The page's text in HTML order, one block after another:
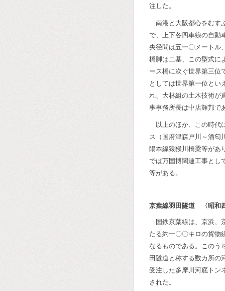
注した。
南港と大阪都心をむす
で、上下各四車線の自動
央径間は五一〇メートル
橋脚は二基、この型式に
ース橋に次ぐ世界第三位
としては世界第一位とい
れ、大林組の土木技術が
事事務所長は中店輝邦で
以上のほか、この時代
ス（国府津森戸川～酒匂
陽本線猿猴川橋梁等があ
では万国博関連工事とし
等がある。
京葉線羽田隧道 〈昭和
国鉄京葉線は、京浜、
たる約一〇〇キロの貨物
なるものである。このう
田隧道と称する数カ所の
受注した多摩川河底トン
された。